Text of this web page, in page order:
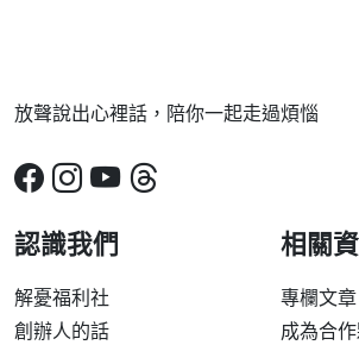
放聲說出心裡話，陪你一起走過煩惱
認識我們
解憂福利社
創辦人的話
相關
專欄文章
成為合